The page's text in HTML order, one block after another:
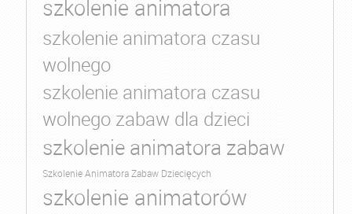
szkolenie animatora
szkolenie animatora czasu
wolnego
szkolenie animatora czasu
wolnego zabaw dla dzieci
szkolenie animatora zabaw
Szkolenie Animatora Zabaw Dziecięcych
szkolenie animatorów